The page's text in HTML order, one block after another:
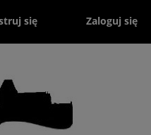
się Zaloguj się